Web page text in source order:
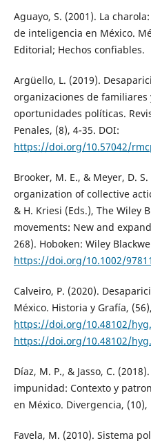
Aguayo, S. (2001). La
de inteligencia en México.
Editorial; Hechos confiables.
Argüello, L. (2019).
organizaciones de
oportunidades políticas.
Penales, (8), 4-35. DOI:
https://doi.org/10.57042/
Brooker, M. E., & Meyer, D.
organization of collective
& H. Kriesi (Eds.), The Wiley
movements: New and
268). Hoboken: Wiley
https://doi.org/10.1002/
Calveiro, P. (2020).
México. Historia y Grafía,
https://doi.org/10.48102/
https://doi.org/10.48102/
Díaz, M. P., & Jasso, C.
impunidad: Contexto y
en México. Divergencia, (10),
Favela, M. (2010). Sistema